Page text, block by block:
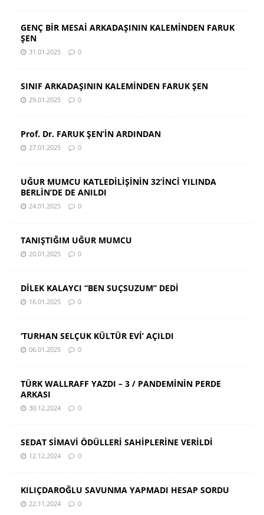
GENÇ BİR MESAİ ARKADAŞININ KALEMİNDEN FARUK
ŞEN
31.01.2025 0
SINIF ARKADAŞININ KALEMİNDEN FARUK ŞEN
29.01.2025 0
Prof. Dr. FARUK ŞEN’İN ARDINDAN
27.01.2025 0
UĞUR MUMCU KATLEDİLİŞİNİN 32’İNCİ YILINDA
BERLİN’DE DE ANILDI
24.01.2025 0
TANIŞTIĞIM UĞUR MUMCU
20.01.2025 0
DİLEK KALAYCI “BEN SUÇSUZUM” DEDİ
16.01.2025 0
‘TURHAN SELÇUK KÜLTÜR EVİ’ AÇILDI
06.01.2025 0
TÜRK WALLRAFF YAZDI – 3 / PANDEMİNİN PERDE
ARKASI
30.12.2024 0
SEDAT SİMAVİ ÖDÜLLERİ SAHİPLERİNE VERİLDİ
12.12.2024 0
KILIÇDAROĞLU SAVUNMA YAPMADI HESAP SORDU
22.11.2024 0